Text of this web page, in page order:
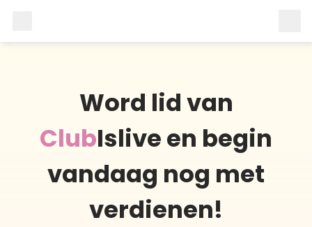
Word lid van
ClubIslive en begin
vandaag nog met
verdienen!